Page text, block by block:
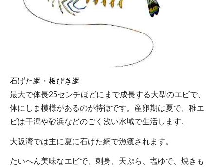
石げた網 ・ 板びき網
最大で体長25センチほどにまで成長する大型のエビで、
体にしま模様があるのが特徴です。産卵期は夏で、稚エ
ビは干潟や砂浜などのごく浅い水域で生活します。
大阪湾では主に夏に石げた網で漁獲されます。
たいへん美味なエビで、刺身、天ぷら、塩ゆで、焼きも